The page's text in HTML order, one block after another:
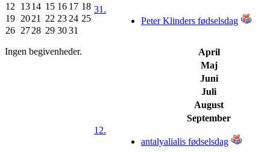
12
1314 15 16 17 18
19 2021 22 23 24 25
26 2728 29 3031
Ingen begivenheder.
31.
Peter Klinders fødselsdag
April
Maj
Juni
Juli
August
September
12.
antalyalialis fødselsdag